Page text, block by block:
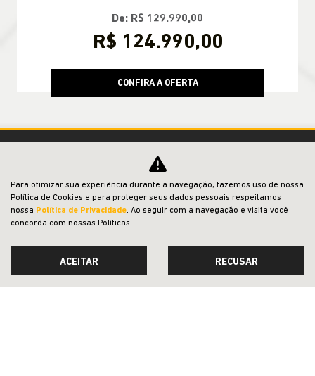
De: R$ 129.990,00
R$ 124.990,00
CONFIRA A OFERTA
CNPJ: 19.945.014/0007-00
Para otimizar sua experiência durante a navegação, fazemos uso de nossa
Política de Cookies e para proteger seus dados pessoais respeitamos
nossa Política de Privacidade. Ao seguir com a navegação e visita você
concorda com nossas Políticas.
ACEITAR RECUSAR